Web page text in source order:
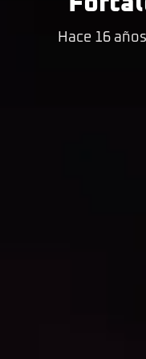
Hace 16